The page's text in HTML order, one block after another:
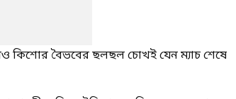
কিশোর বৈভবের ছলছল চোখই যেন ম্যাচ শেষে